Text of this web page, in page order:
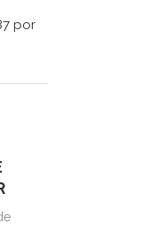
por